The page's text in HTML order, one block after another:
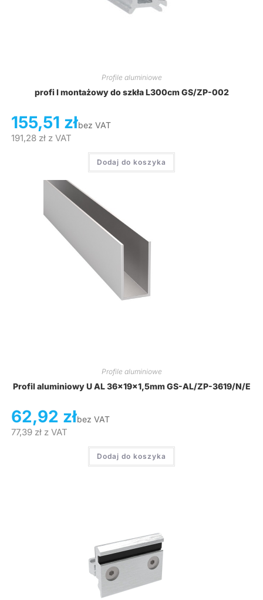
Profile aluminiowe
profi l montażowy do szkła L300cm GS/ZP-002
155,51 złbez VAT
191,28 złz VAT
Dodaj do koszyka
Profile aluminiowe
Profil aluminiowy U AL 36x19x1,5mm GS-AL/ZP-3619/N/E
62,92 złbez VAT
77,39 złz VAT
Dodaj do koszyka